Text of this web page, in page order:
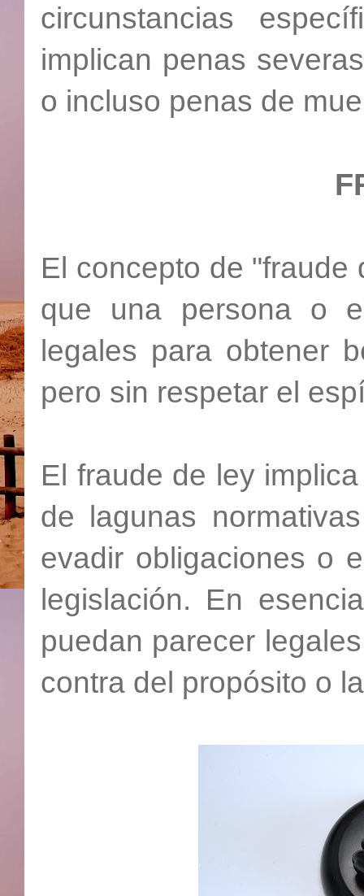
circunstancias
implican penas
o incluso penas de
El concepto de
que una persona o
legales para obtener
pero sin respetar el
El fraude de ley
de lagunas
evadir obligaciones o
legislación. En
puedan parecer
contra del propósito o